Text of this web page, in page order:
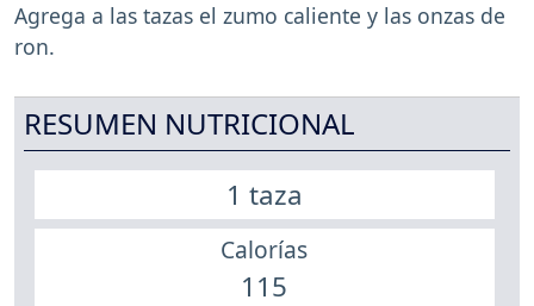
Agrega a las tazas el zumo caliente y las onzas de
ron.
RESUMEN NUTRICIONAL
1 taza
Calorías
115